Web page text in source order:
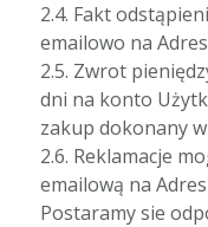
2.4. Fakt
emailowo na
2.5. Zwrot
dni na konto
zakup dokonany
2.6. Reklamacje
emailową na
Postaramy sie